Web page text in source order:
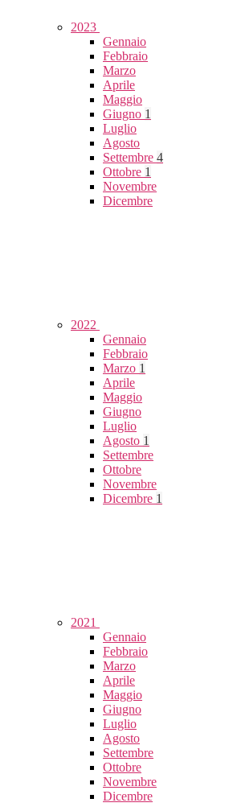
2023
Gennaio
Febbraio
Marzo
Aprile
Maggio
Giugno 1
Luglio
Agosto
Settembre 4
Ottobre 1
Novembre
Dicembre
2022
Gennaio
Febbraio
Marzo 1
Aprile
Maggio
Giugno
Luglio
Agosto 1
Settembre
Ottobre
Novembre
Dicembre 1
2021
Gennaio
Febbraio
Marzo
Aprile
Maggio
Giugno
Luglio
Agosto
Settembre
Ottobre
Novembre
Dicembre